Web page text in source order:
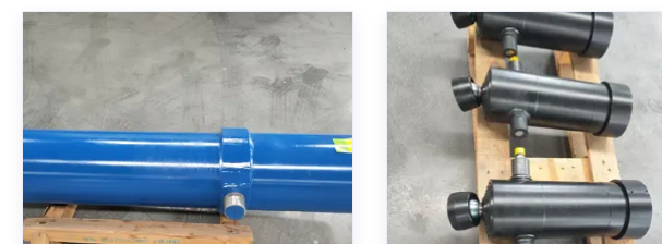
望遠鏡式水力シリンダー 250バ
ー名目圧 硬いクロム塗装とMT4
トリニオンマウント
MT4トラニオン取付の多段伸縮油圧シリ
ンダ。コンパクトな長さから長いストロ
ISO 6022 に準拠するロボッ
ームアプリケーションのた
250バーの動作圧と3100mm
ストロークを持つ望遠鏡式
シリンダー
リフトアームシリンダーロボットア
伸縮シリンダー: ISO 6022/DIN 24